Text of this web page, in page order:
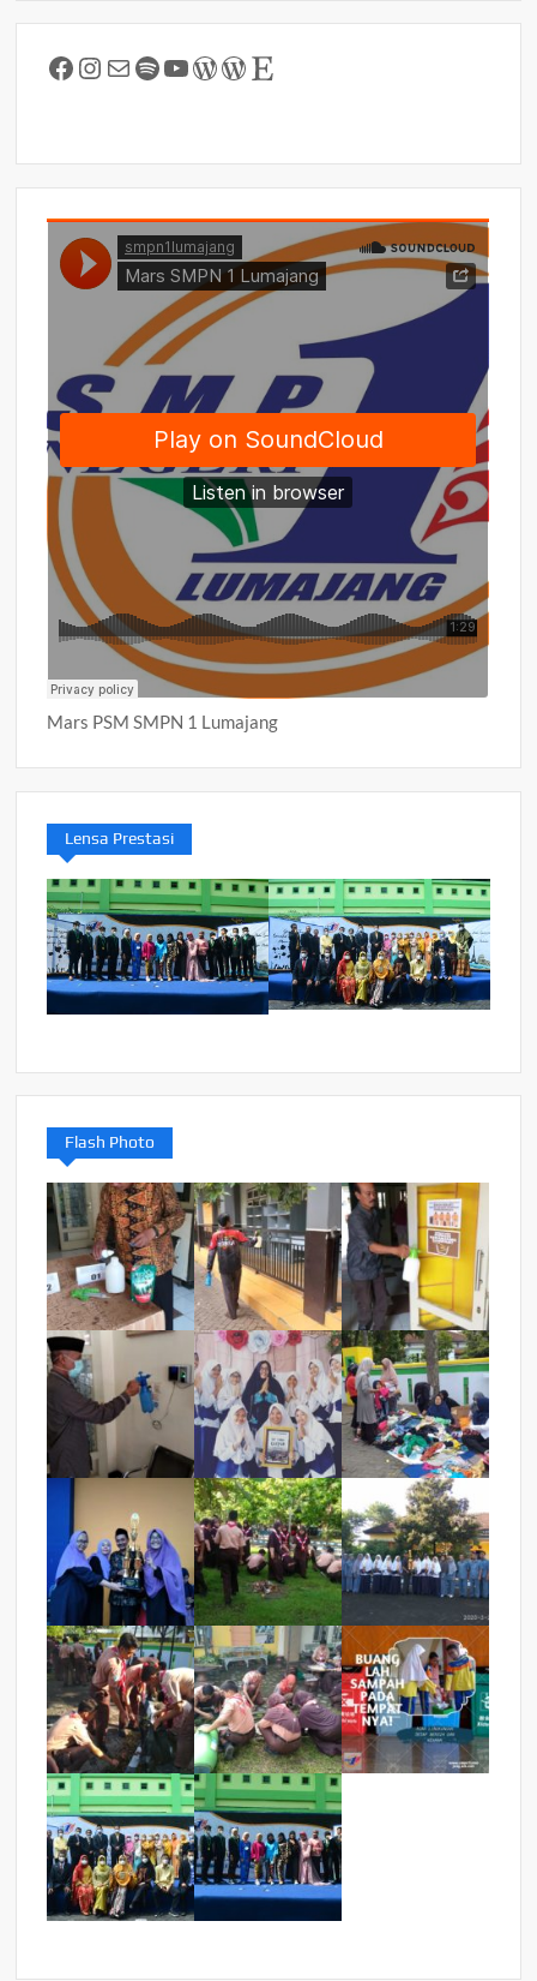
Facebook
Instagram
MailSpotify
YouTube
WordPress
WordPress
Etsy
Mars PSM SMPN 1 Lumajang
Lensa Prestasi
Flash Photo